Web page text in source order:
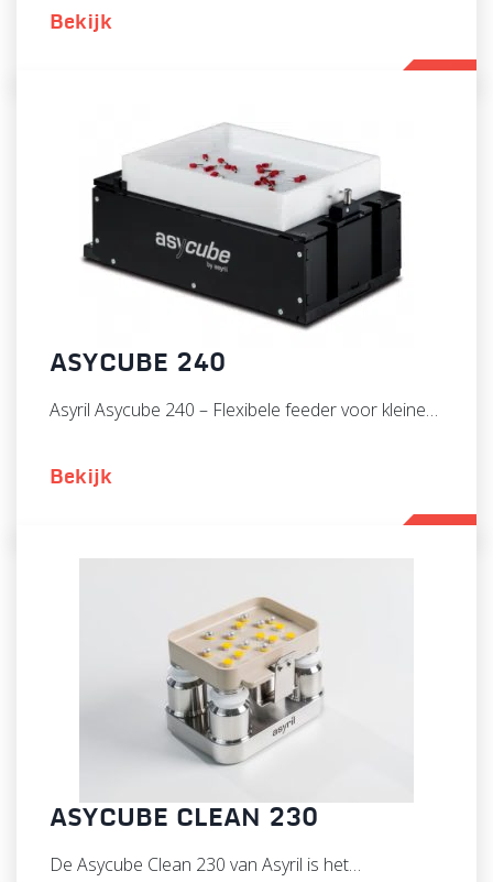
Bekijk
ASYCUBE 240
Asyril Asycube 240 – Flexibele feeder voor kleine…
Bekijk
ASYCUBE CLEAN 230
De Asycube Clean 230 van Asyril is het…